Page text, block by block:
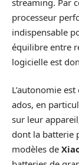
processeur
indispensable
équilibre entre
logicielle est
L’autonomie
ados, en
sur leur
dont la batterie
modèles de